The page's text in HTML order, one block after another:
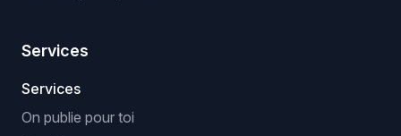
Services
Services
On publie pour toi